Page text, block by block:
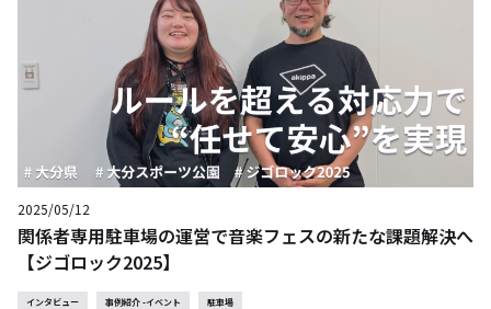
2025/05/12
関係者専用駐車場の運営で音楽フェスの新たな課題解決へ
【ジゴロック2025】
インタビュー 事例紹介 -イベント 駐車場